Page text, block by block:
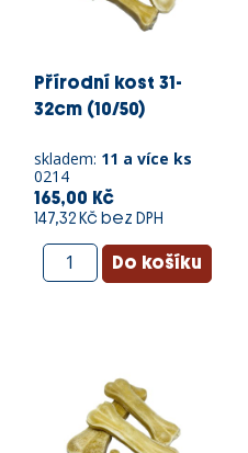
Přírodní kost 31-
32cm (10/50)
skladem: 11 a více ks
0214
165,00 Kč
147,32 Kč bez DPH